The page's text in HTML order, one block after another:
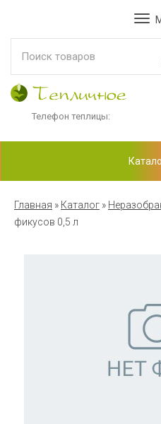
Телефон теплицы:
Главная » Каталог »
фикусов 0,5 л